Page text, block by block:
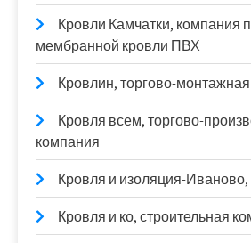
Кровли Камчатки, компания
мембранной кровли ПВХ
Кровлин, торгово-
Кровля всем, торгово-
компания
Кровля и изоляция-
Кровля и ко, строительная